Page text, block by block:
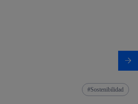
Sostenibilidad